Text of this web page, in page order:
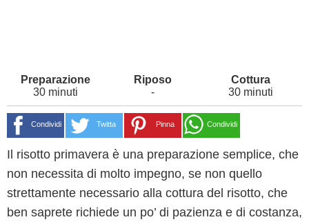
30 minuti - 30 minuti
Condividi Twitta Pinna Condividi
Il risotto primavera è una preparazione semplice, che
non necessita di molto impegno, se non quello
strettamente necessario alla cottura del risotto, che
ben saprete richiede un po’ di pazienza e di costanza,